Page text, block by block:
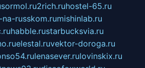
sormol.ru2rich.ruhostel-65.ru
russkom.rumishinlab.ru
habble.rustarbucksvia.ru
elestal.ruvektor-doroga.ru
lenasever.rulovinskix.ru